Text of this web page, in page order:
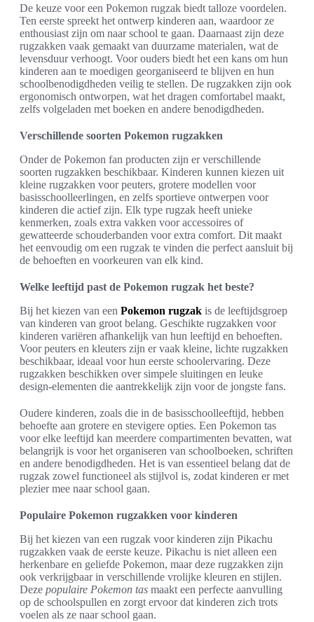
De keuze voor een Pokemon rugzak biedt talloze voordelen.
Ten eerste spreekt het ontwerp kinderen aan, waardoor ze
enthousiast zijn om naar school te gaan. Daarnaast zijn deze
rugzakken vaak gemaakt van duurzame materialen, wat de
levensduur verhoogt. Voor ouders biedt het een kans om hun
kinderen aan te moedigen georganiseerd te blijven en hun
schoolbenodigdheden veilig te stellen. De rugzakken zijn ook
ergonomisch ontworpen, wat het dragen comfortabel maakt,
zelfs volgeladen met boeken en andere benodigdheden.
Verschillende soorten Pokemon rugzakken
Onder de Pokemon fan producten zijn er verschillende
soorten rugzakken beschikbaar. Kinderen kunnen kiezen uit
kleine rugzakken voor peuters, grotere modellen voor
basisschoolleerlingen, en zelfs sportieve ontwerpen voor
kinderen die actief zijn. Elk type rugzak heeft unieke
kenmerken, zoals extra vakken voor accessoires of
gewatteerde schouderbanden voor extra comfort. Dit maakt
het eenvoudig om een rugzak te vinden die perfect aansluit bij
de behoeften en voorkeuren van elk kind.
Welke leeftijd past de Pokemon rugzak het beste?
Bij het kiezen van een Pokemon rugzak is de leeftijdsgroep
van kinderen van groot belang. Geschikte rugzakken voor
kinderen variëren afhankelijk van hun leeftijd en behoeften.
Voor peuters en kleuters zijn er vaak kleine, lichte rugzakken
beschikbaar, ideaal voor hun eerste schoolervaring. Deze
rugzakken beschikken over simpele sluitingen en leuke
design-elementen die aantrekkelijk zijn voor de jongste fans.
Oudere kinderen, zoals die in de basisschoolleeftijd, hebben
behoefte aan grotere en stevigere opties. Een Pokemon tas
voor elke leeftijd kan meerdere compartimenten bevatten, wat
belangrijk is voor het organiseren van schoolboeken, schriften
en andere benodigdheden. Het is van essentieel belang dat de
rugzak zowel functioneel als stijlvol is, zodat kinderen er met
plezier mee naar school gaan.
Populaire Pokemon rugzakken voor kinderen
Bij het kiezen van een rugzak voor kinderen zijn Pikachu
rugzakken vaak de eerste keuze. Pikachu is niet alleen een
herkenbare en geliefde Pokemon, maar deze rugzakken zijn
ook verkrijgbaar in verschillende vrolijke kleuren en stijlen.
Deze populaire Pokemon tas maakt een perfecte aanvulling
op de schoolspullen en zorgt ervoor dat kinderen zich trots
voelen als ze naar school gaan.